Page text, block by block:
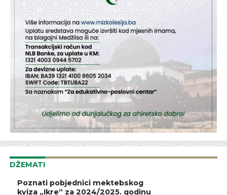
DŽEMATI
Poznati pobjednici mektebskog
kviza „Ikre“ za 2024/2025. godinu